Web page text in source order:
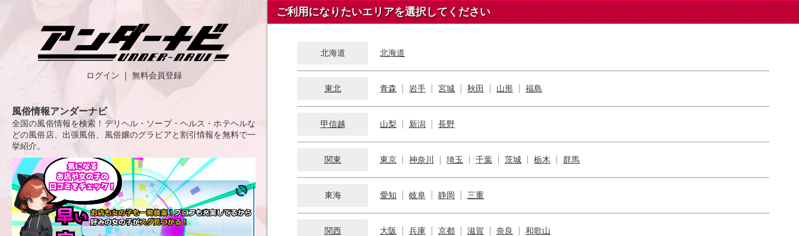
ログイン 無料会員登録
風俗情報アンダーナビ
全国の風俗情報を検索！デリヘル・ソープ・ヘルス・ホテヘルな
どの風俗店、出張風俗、風俗嬢のグラビアと割引情報を無料で一
挙紹介。
ご利用になりたいエリアを選択してください
北海道 北海道
東北 青森 岩手 宮城 秋田 山形 福島
甲信越 山梨 新潟 長野
関東 東京 神奈川 埼玉 千葉 茨城 栃木 群馬
東海 愛知 岐阜 静岡 三重
関西 大阪 兵庫 京都 滋賀 奈良 和歌山